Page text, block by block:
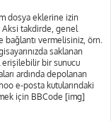
dosya eklerine izin
takdirde, genel
bağlantı vermelisiniz, örn.
saklanan
erişilebilir bir sunucu
ardında depolanan
e-posta kutularındaki
için BBCode [img]